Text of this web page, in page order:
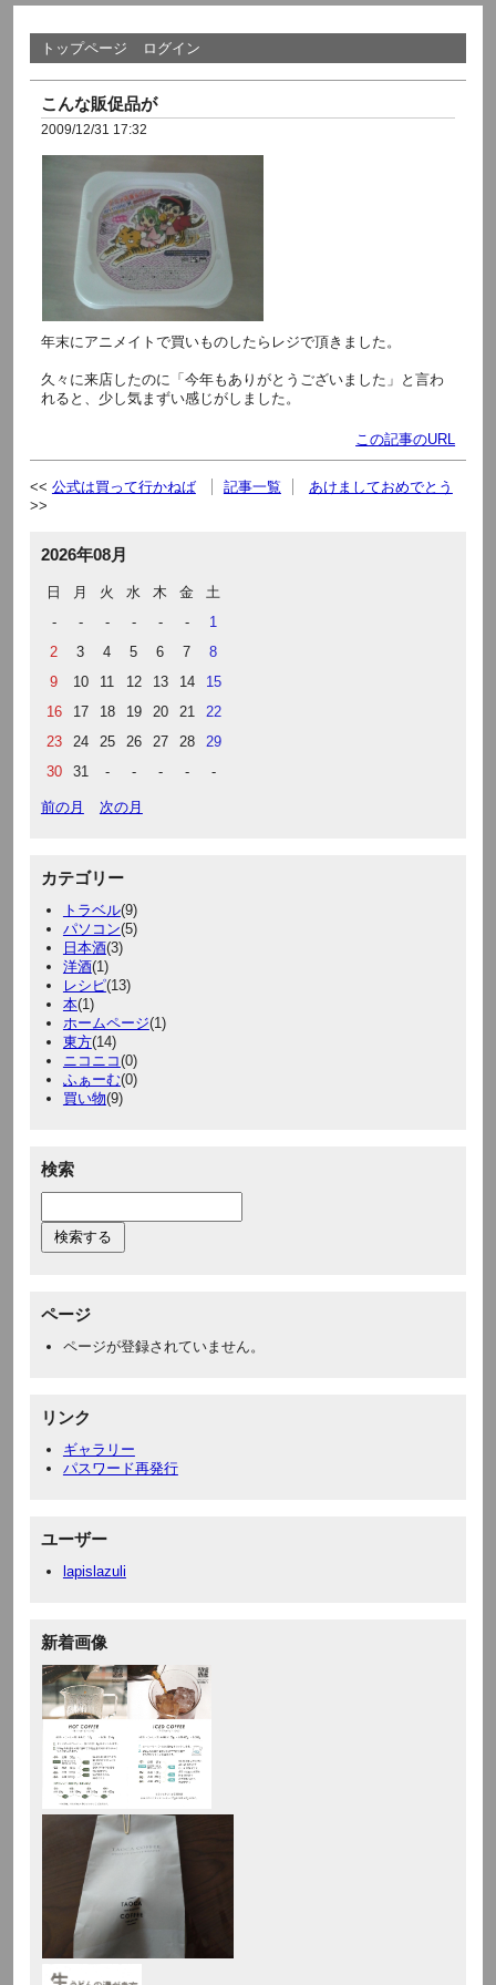
トップページ ログイン
こんな販促品が
2009/12/31 17:32
年末にアニメイトで買いものしたらレジで頂きました。
久々に来店したのに「今年もありがとうございました」と言わ
れると、少し気まずい感じがしました。
この記事のURL
公式は買って行かねば 記事一覧 あけましておめでとう
2026年08月
日 月 火 水 木 金
土
-
- - - - -
1
2
3 4 5 6 7
8
9
10 11 12 13 14
15
16
17 18 19 20 21
22
23
24 25 26 27 28
29
30
31 - - - - -
前の月 次の月
カテゴリー
トラベル(9)
パソコン(5)
日本酒(3)
洋酒(1)
レシピ(13)
本(1)
ホームページ(1)
東方(14)
ニコニコ(0)
ふぁーむ(0)
買い物(9)
検索
ページ
ページが登録されていません。
リンク
ギャラリー
パスワード再発行
ユーザー
lapislazuli
新着画像